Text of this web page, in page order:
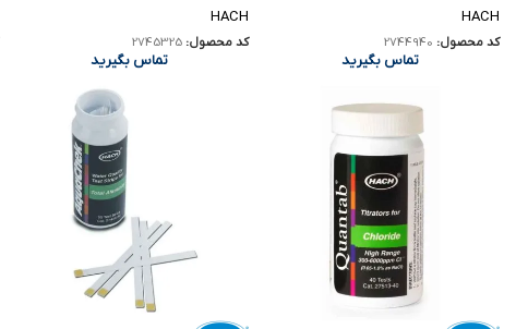
HACH
کد محصول: 2744940
تماس بگیرید
HACH
کد محصول: 2745325
تماس بگیرید